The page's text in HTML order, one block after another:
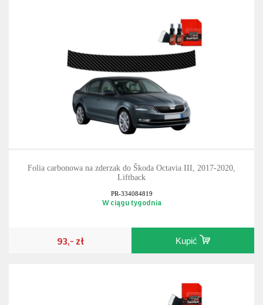
Folia carbonowa na zderzak do Škoda Octavia III, 2017-2020,
Liftback
PR-334084819
W ciągu tygodnia
93,- zł Kupić